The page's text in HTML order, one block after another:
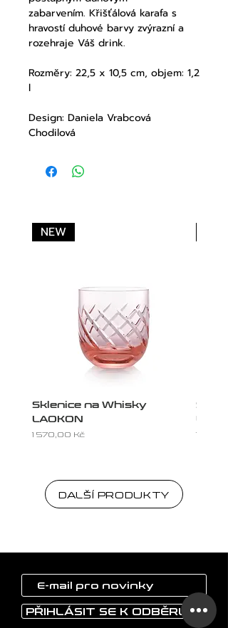
zabarvením. Křišťálová karafa s
hravostí duhové barvy zvýrazní a
rozehraje Váš drink.
Rozměry: 22,5 x 10,5 cm, objem: 1,2
l
Design: Daniela Vrabcová
Chodilová
NEW
Sklenice na Whisky
LAOKON
Cena
1 570,00 Kč Cena
1
DALŠÍ PRODUKTY
PŘIHLÁSIT SE K ODBĚRU